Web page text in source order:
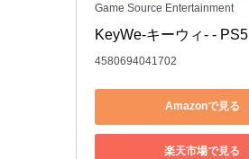
Game Source Entertainment
KeyWe-キーウィ- - PS5
4580694041702
Amazonで見る
楽天市場で見る